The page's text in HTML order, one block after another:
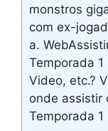
monstros
com ex-
a.
Temporada 1
Video, etc.?
onde assistir
Temporada 1